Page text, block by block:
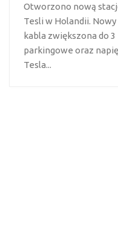
Otworzono nową
Tesli w Holandii. Nowy
kabla zwiększona do
parkingowe oraz
Tesla...